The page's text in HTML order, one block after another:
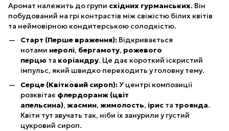
Аромат належить до групи східних гурманських. Він
побудований на грі контрастів між свіжістю білих квітів
та неймовірною кондитерською солодкістю.
Старт (Перше враження): Відкривається
нотами неролі, бергамоту, рожевого
перцю та коріандру. Це дає короткий іскристий
імпульс, який швидко переходить у головну тему.
Серце (Квітковий сироп):У центрі композиції
розквітає флердоранж (цвіт
апельсина), жасмин, жимолость, ірис та троянда.
Квіти тут звучать так, ніби їх занурили у густий
цукровий сироп.